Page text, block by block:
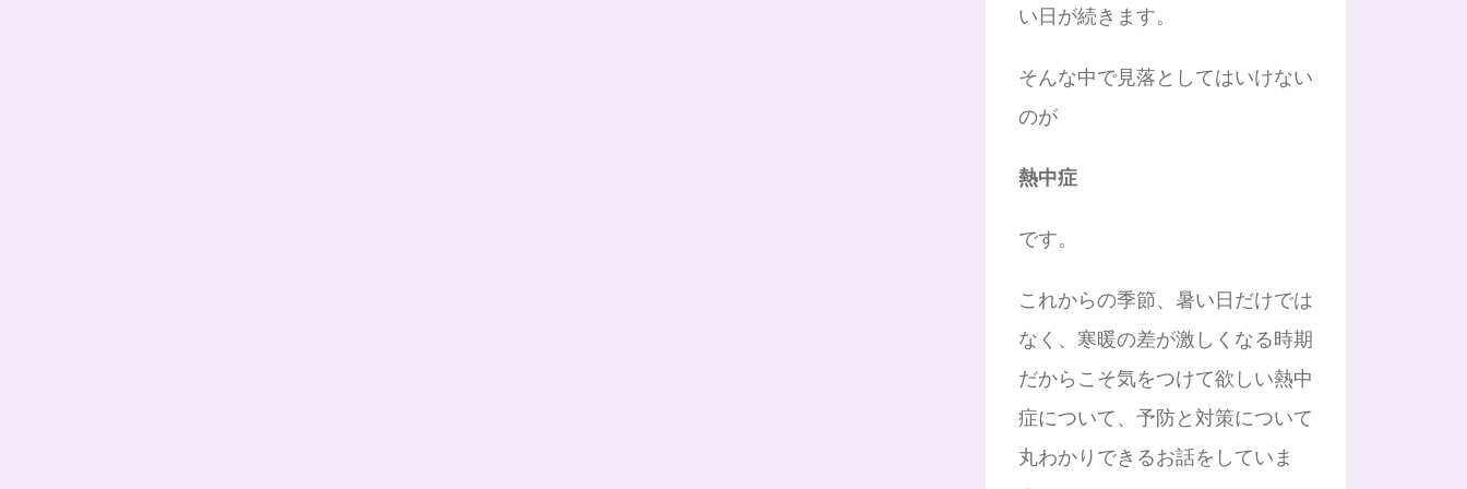
い日が続きます。
そんな中で見落としてはいけない
のが
熱中症
です。
これからの季節、暑い日だけでは
なく、寒暖の差が激しくなる時期
だからこそ気をつけて欲しい熱中
症について、予防と対策について
丸わかりできるお話をしていま